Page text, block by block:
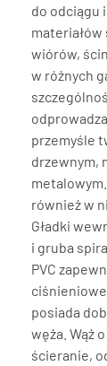
do odciągu
wiórów,
w różnych
przemyśle
drzewnym,
również w
Gładki
i gruba
PVC
posiada
węża. Wąż
ścieranie,